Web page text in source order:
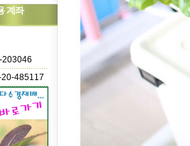
계좌
203046
485117